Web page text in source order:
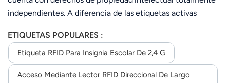
Polski
Tiếng Việt
Indonesia
independientes. A diferencia de las etiquetas activas
a las órdenes del lector para realizar funciones como la
lectura de la etiqueta y emitir señales sonoras y luminosas.
Incorpora un mecanismo de control de transceptor
específico para mantener la etiqueta en un estado de bajo
ETIQUETAS POPULARES :
Etiqueta RFID Para Insignia Escolar De 2,4 G
Acceso Mediante Lector RFID Direccional De Largo